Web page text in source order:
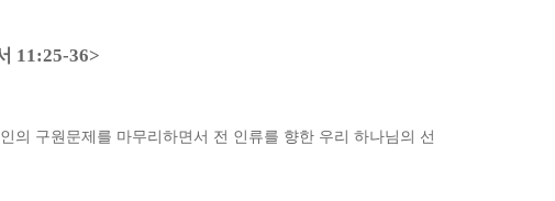
11:25-36>
의 구원문제를 마무리하면서 전 인류를 향한 우리 하나님의 선